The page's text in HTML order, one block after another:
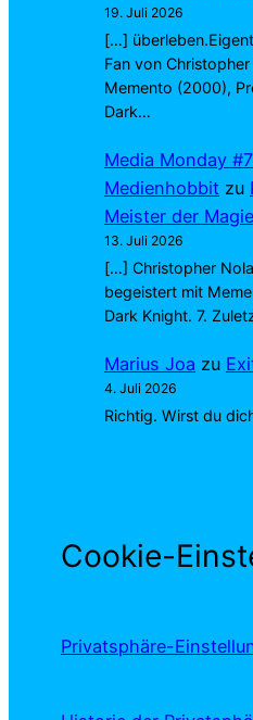
19. Juli 2026
[…]
Fan von
Memento (2000),
Dark…
Media Monday
Medienhobbit zu
Meister der Magie
13. Juli 2026
[…] Christopher
begeistert mit
Dark Knight. 7.
Marius Joa zu
4. Juli 2026
Richtig. Wirst du
Cookie-
Privatsphäre-